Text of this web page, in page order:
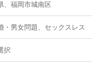
、福岡市城南区
・男女問題、セックスレス
択